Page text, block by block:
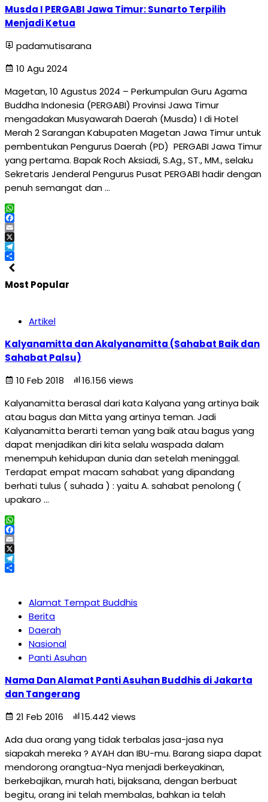
Musda I PERGABI Jawa Timur: Sunarto Terpilih
Menjadi Ketua
padamutisarana
10 Agu 2024
Magetan, 10 Agustus 2024 – Perkumpulan Guru Agama
Buddha Indonesia (PERGABI) Provinsi Jawa Timur
mengadakan Musyawarah Daerah (Musda) I di Hotel
Merah 2 Sarangan Kabupaten Magetan Jawa Timur untuk
pembentukan Pengurus Daerah (PD) PERGABI Jawa Timur
yang pertama. Bapak Roch Aksiadi, S.Ag., ST., MM., selaku
Sekretaris Jenderal Pengurus Pusat PERGABI hadir dengan
penuh semangat dan …
WhatsApp
Facebook
Email
X
Telegram
Share
Most Popular
Artikel
Kalyanamitta dan Akalyanamitta (Sahabat Baik dan
Sahabat Palsu)
10 Feb 2018
16.156 views
Kalyanamitta berasal dari kata Kalyana yang artinya baik
atau bagus dan Mitta yang artinya teman. Jadi
Kalyanamitta berarti teman yang baik atau bagus yang
dapat menjadikan diri kita selalu waspada dalam
menempuh kehidupan dunia dan setelah meninggal.
Terdapat empat macam sahabat yang dipandang
berhati tulus ( suhada ) : yaitu A. sahabat penolong (
upakaro …
WhatsApp
Facebook
Email
X
Telegram
Alamat Tempat Buddhis
Berita
Daerah
Nasional
Panti Asuhan
Nama Dan Alamat Panti Asuhan Buddhis di Jakarta
dan Tangerang
21 Feb 2016
15.442 views
Ada dua orang yang tidak terbalas jasa-jasa nya
siapakah mereka ? AYAH dan IBU-mu. Barang siapa dapat
mendorong orangtua-Nya menjadi berkeyakinan,
berkebajikan, murah hati, bijaksana, dengan berbuat
begitu, orang ini telah membalas, bahkan ia telah